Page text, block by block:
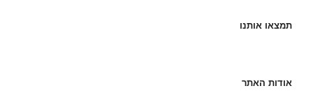
תמצאו אותנו
אודות האתר